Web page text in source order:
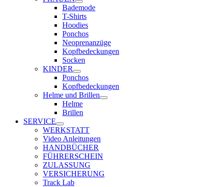
Bademode
T-Shirts
Hoodies
Ponchos
Neoprenanzüge
Kopfbedeckungen
Socken
KINDER
Ponchos
Kopfbedeckungen
Helme und Brillen
Helme
Brillen
SERVICE
WERKSTATT
Video Anleitungen
HANDBÜCHER
FÜHRERSCHEIN
ZULASSUNG
VERSICHERUNG
Track Lab